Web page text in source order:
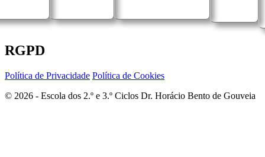
RGPD
Política de Privacidade Política de Cookies
© 2026 - Escola dos 2.º e 3.º Ciclos Dr. Horácio Bento de Gouveia